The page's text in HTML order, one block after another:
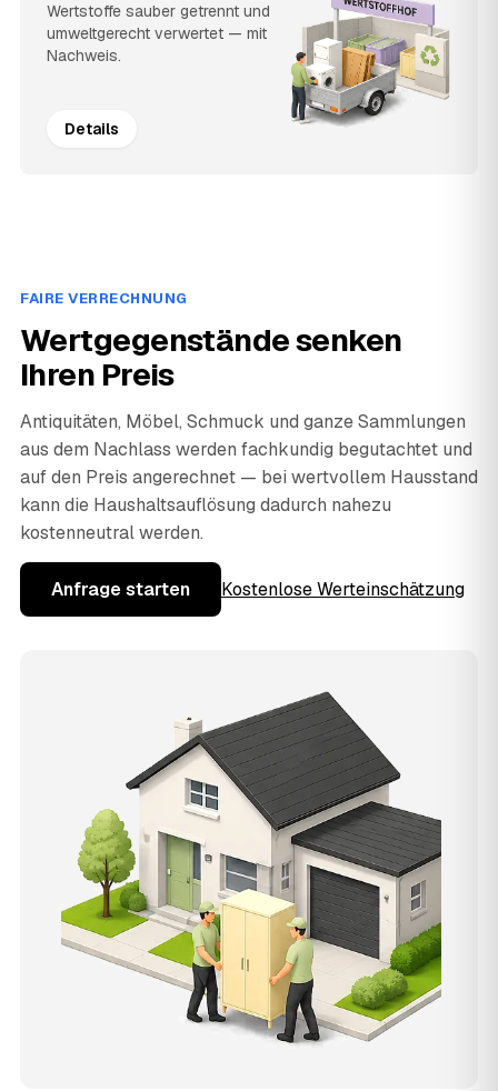
Wertstoffe sauber getrennt und
umweltgerecht verwertet — mit
Nachweis.
Details
FAIRE VERRECHNUNG
Wertgegenstände senken
Ihren Preis
Antiquitäten, Möbel, Schmuck und ganze Sammlungen
aus dem Nachlass werden fachkundig begutachtet und
auf den Preis angerechnet — bei wertvollem Hausstand
kann die Haushaltsauflösung dadurch nahezu
kostenneutral werden.
Anfrage starten Kostenlose Werteinschätzung